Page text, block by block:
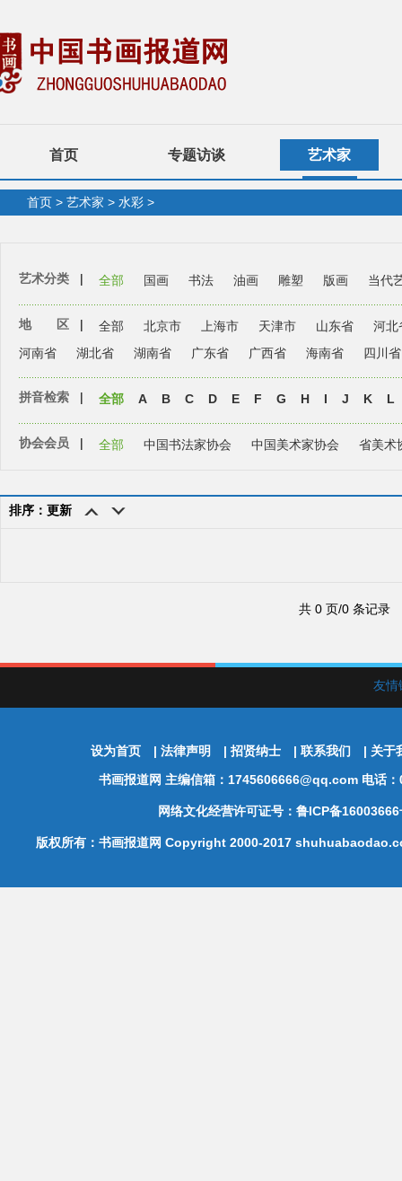
首页 专题访谈 艺术家
首页 > 艺术家 > 水彩 >
艺术分类 | 全部 国画 书法 油画 雕塑 版画 当代
地 区 | 全部 北京市 上海市 天津市 山东省
河北
河南省
湖北省 湖南省 广东省 广西省 海南省 四川省
拼音检索 | 全部 A B C D E F G H I J K L
协会会员 | 全部 中国书法家协会 中国美术家协会 省美术
排序：更新
共 0 页/0 条记录
友
设为首页 | 法律声明 | 招贤纳士 | 联系我们 | 关于
书画报道网 主编信箱：1745606666@qq.com 电话
网络文化经营许可证号：鲁ICP备
版权所有：书画报道网 Copyright 2000-2017